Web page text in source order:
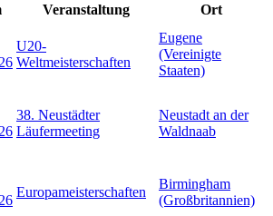
Veranstaltung Ort
U20-
Weltmeisterschaften
Eugene
(Vereinigte
Staaten)
38. Neustädter
Läufermeeting
Neustadt an der
Waldnaab
Europameisterschaften
Birmingham
(Großbritannien)